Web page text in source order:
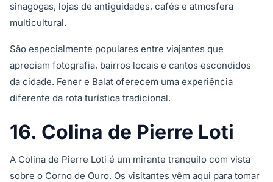
sinagogas, lojas de antiguidades, cafés e atmosfera
multicultural.
São especialmente populares entre viajantes que
apreciam fotografia, bairros locais e cantos escondidos
da cidade. Fener e Balat oferecem uma experiência
diferente da rota turística tradicional.
16. Colina de Pierre Loti
A Colina de Pierre Loti é um mirante tranquilo com vista
sobre o Corno de Ouro. Os visitantes vêm aqui para tomar